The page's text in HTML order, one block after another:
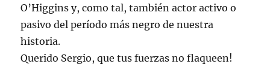
O’Higgins y, como tal, también actor activo o
pasivo del período más negro de nuestra
historia.
Querido Sergio, que tus fuerzas no flaqueen!